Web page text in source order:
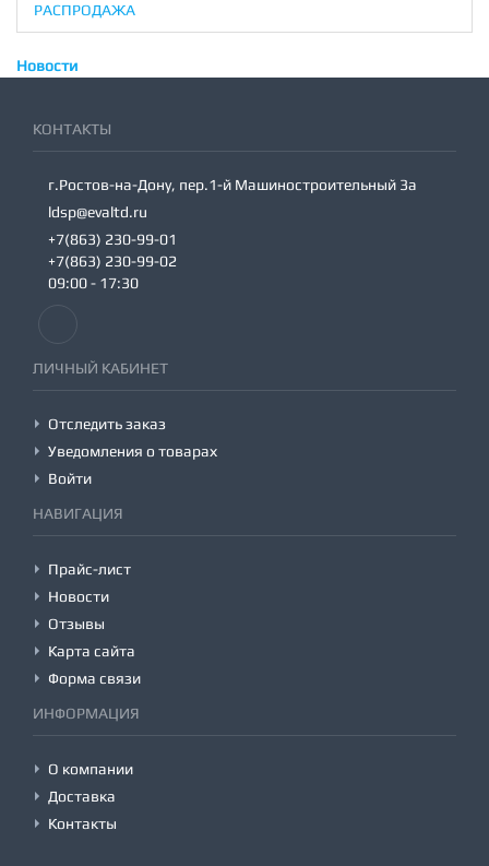
РАСПРОДАЖА
Новости
КОНТАКТЫ
г.Ростов-на-Дону, пер.1-й Машиностроительный 3а
ldsp@evaltd.ru
+7(863) 230-99-01
+7(863) 230-99-02
09:00 - 17:30
ЛИЧНЫЙ КАБИНЕТ
Отследить заказ
Уведомления о товарах
Войти
НАВИГАЦИЯ
Прайс-лист
Новости
Отзывы
Карта сайта
Форма связи
ИНФОРМАЦИЯ
О компании
Доставка
Контакты